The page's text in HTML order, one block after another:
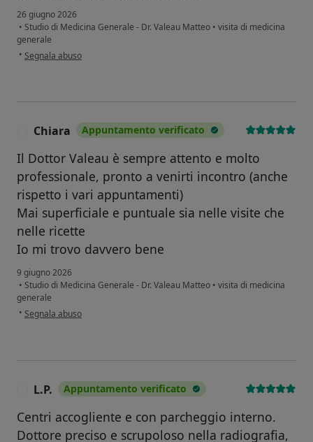
26 giugno 2026
• Studio di Medicina Generale - Dr. Valeau Matteo • visita di medicina
generale
• secondo l'opinione dell'utente S.M
Segnala abuso
Chiara Appuntamento verificato
Il Dottor Valeau è sempre attento e molto
professionale, pronto a venirti incontro (anche
rispetto i vari appuntamenti)
Mai superficiale e puntuale sia nelle visite che
nelle ricette
Io mi trovo davvero bene
9 giugno 2026
• Studio di Medicina Generale - Dr. Valeau Matteo • visita di medicina
generale
• secondo l'opinione dell'utente Chiara
Segnala abuso
L.P. Appuntamento verificato
Centri accogliente e con parcheggio interno.
Dottore preciso e scrupoloso nella radiografia,